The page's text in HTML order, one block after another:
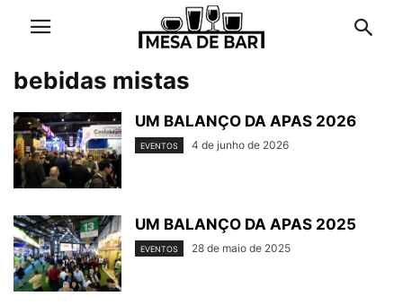
bebidas mistas
UM BALANÇO DA APAS 2026
EVENTOS 4 de junho de 2026
UM BALANÇO DA APAS 2025
EVENTOS 28 de maio de 2025